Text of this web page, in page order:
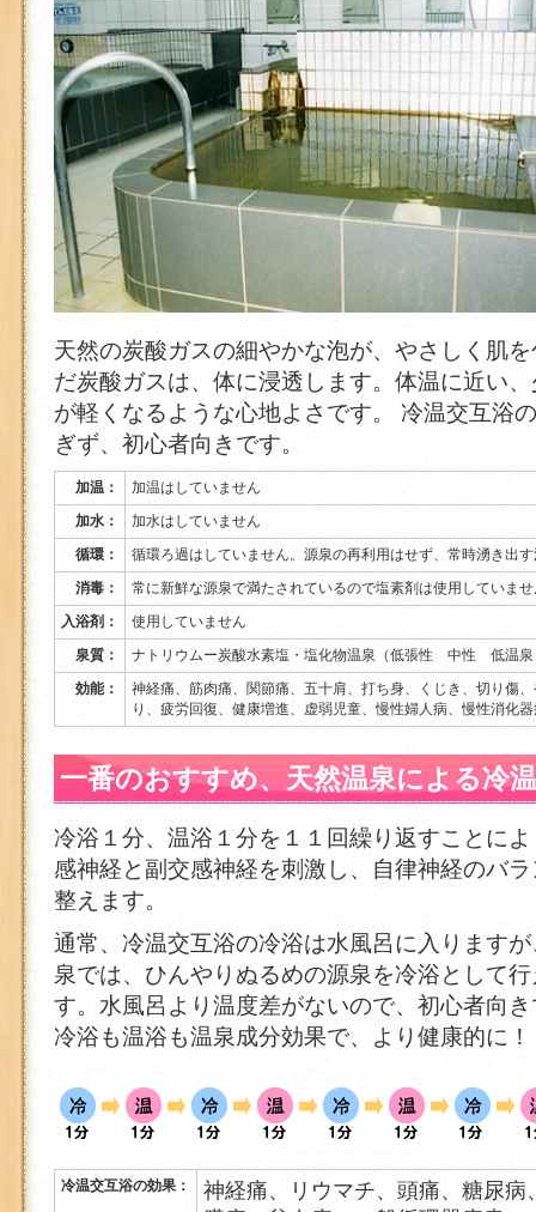
天然の炭酸ガスの細やかな泡が、やさしく肌
だ炭酸ガスは、体に浸透します。体温に近い
が軽くなるような心地よさです。 冷温交互浴
ぎず、初心者向きです。
加温：
加温はしていません
加水：
加水はしていません
循環：
循環ろ過はしていません。源泉の再利用はせず、常時湧き出
消毒：
常に新鮮な源泉で満たされているので塩素剤は使用していま
入浴剤：
使用していません
泉質：
ナトリウムー炭酸水素塩・塩化物温泉（低張性 中性 低温泉
効能：
神経痛、筋肉痛、関節痛、五十肩、打ち身、くじき、切り傷
り、疲労回復、健康増進、虚弱児童、慢性婦人病、慢性消化
一番のおすすめ、天然温泉による冷
冷浴１分、温浴１分を１１回繰り返すことに
感神経と副交感神経を刺激し、自律神経のバ
整えます。
通常、冷温交互浴の冷浴は水風呂に入ります
泉では、ひんやりぬるめの源泉を冷浴として
す。水風呂より温度差がないので、初心者向
冷浴も温浴も温泉成分効果で、より健康的に！
冷温交互浴の効果：
神経痛、リウマチ、頭痛、糖尿病